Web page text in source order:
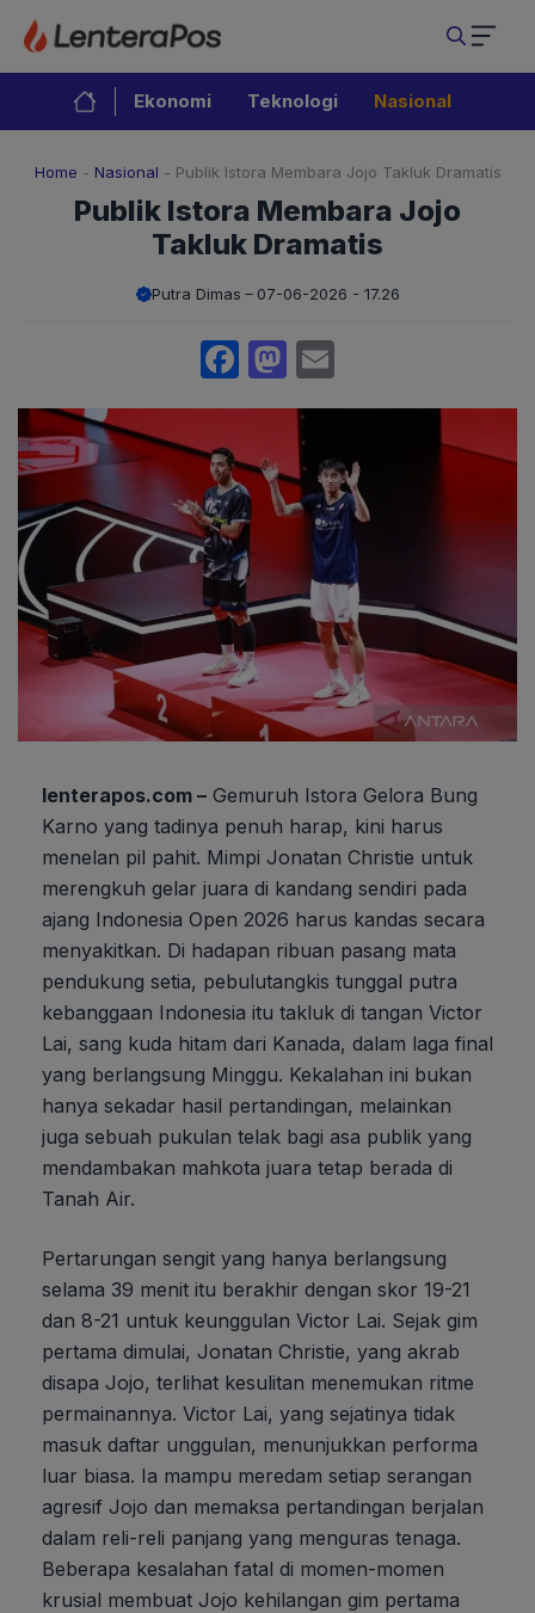
Langsung
isi
Ekonomi Teknologi Nasional
Home - Nasional - Publik Istora Membara Jojo Takluk Dramatis
Publik Istora Membara Jojo
Takluk Dramatis
Putra Dimas 07-06-2026 - 17.26
Facebook
Mastodon
lenterapos.com – Gemuruh Istora Gelora Bung
Karno yang tadinya penuh harap, kini harus
menelan pil pahit. Mimpi Jonatan Christie untuk
merengkuh gelar juara di kandang sendiri pada
ajang Indonesia Open 2026 harus kandas secara
menyakitkan. Di hadapan ribuan pasang mata
pendukung setia, pebulutangkis tunggal putra
kebanggaan Indonesia itu takluk di tangan Victor
Lai, sang kuda hitam dari Kanada, dalam laga final
yang berlangsung Minggu. Kekalahan ini bukan
hanya sekadar hasil pertandingan, melainkan
juga sebuah pukulan telak bagi asa publik yang
mendambakan mahkota juara tetap berada di
Tanah Air.
Pertarungan sengit yang hanya berlangsung
selama 39 menit itu berakhir dengan skor 19-21
dan 8-21 untuk keunggulan Victor Lai. Sejak gim
pertama dimulai, Jonatan Christie, yang akrab
disapa Jojo, terlihat kesulitan menemukan ritme
permainannya. Victor Lai, yang sejatinya tidak
masuk daftar unggulan, menunjukkan performa
luar biasa. Ia mampu meredam setiap serangan
agresif Jojo dan memaksa pertandingan berjalan
dalam reli-reli panjang yang menguras tenaga.
Beberapa kesalahan fatal di momen-momen
krusial membuat Jojo kehilangan gim pertama